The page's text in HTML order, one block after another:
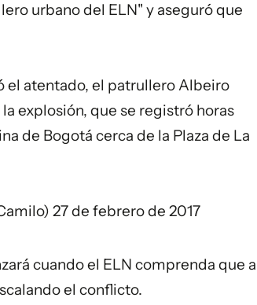
urbano del ELN" y aseguró que
el atentado, el patrullero Albeiro
explosión, que se registró horas
de Bogotá cerca de la Plaza de La
27 de febrero de 2017
cuando el ELN comprenda que a
el conflicto.